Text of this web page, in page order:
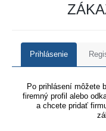
Prihlásenie
Po prihlásení môžete
firemný profil alebo
a chcete pridať